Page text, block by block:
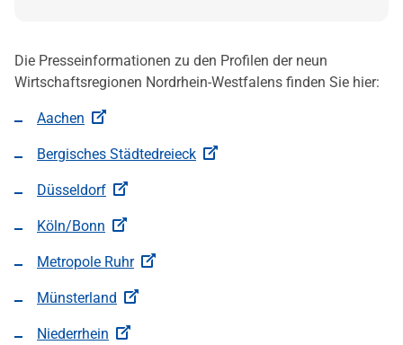
Die Presseinformationen zu den Profilen der neun
Wirtschaftsregionen Nordrhein-Westfalens finden Sie hier:
Aachen
Bergisches Städtedreieck
Düsseldorf
Köln/Bonn
Metropole Ruhr
Münsterland
Niederrhein